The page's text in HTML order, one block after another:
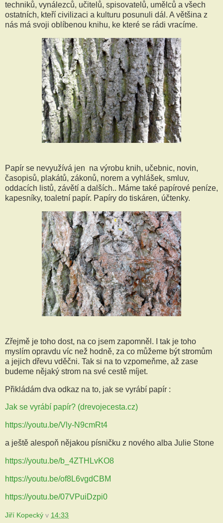
techniků, vynálezců, učitelů, spisovatelů, umělců a všech
ostatních, kteří civilizaci a kulturu posunuli dál. A většina z
nás má svoji oblíbenou knihu, ke které se rádi vracíme.
Papír se nevyužívá jen na výrobu knih, učebnic, novin,
časopisů, plakátů, zákonů, norem a vyhlášek, smluv,
oddacích listů, závětí a dalších.. Máme také papírové peníze,
kapesníky, toaletní papír. Papíry do tiskáren, účtenky.
Zřejmě je toho dost, na co jsem zapomněl. I tak je toho
myslím opravdu víc než hodně, za co můžeme být stromům
a jejich dřevu vděčni. Tak si na to vzpomeňme, až zase
budeme nějaký strom na své cestě míjet.
Přikládám dva odkaz na to, jak se vyrábí papír :
Jak se vyrábí papír? (drevojecesta.cz)
https://youtu.be/Vly-N9cmRt4
a ještě alespoň nějakou písničku z nového alba Julie Stone
https://youtu.be/b_4ZTHLvKO8
https://youtu.be/of8L6vgdCBM
https://youtu.be/07VPuiDzpi0
Jiří Kopecký v 14:33